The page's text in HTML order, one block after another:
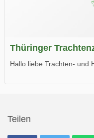
Thüringer
Hallo liebe Trachten- und
Teilen